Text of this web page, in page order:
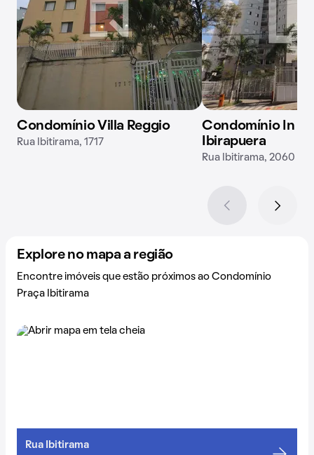
Condomínio Villa Reggio
Rua Ibitirama, 1717
Condomínio In
Ibirapuera
Rua Ibitirama, 2060
Explore no mapa a região
Encontre imóveis que estão próximos ao Condomínio
Praça Ibitirama
Rua Ibitirama